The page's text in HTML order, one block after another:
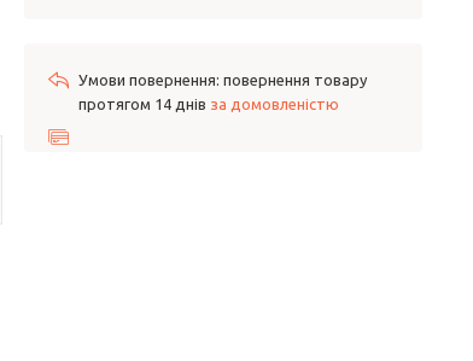
повернення товару
протягом 14 днів за домовленістю